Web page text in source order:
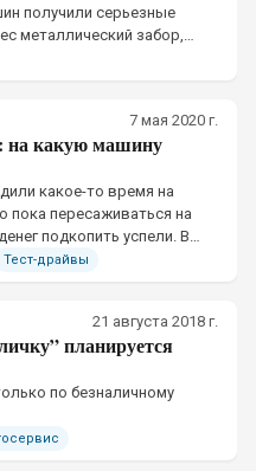
получили серьезные
металлический забор,
7 мая 2020 г.
на какую машину
какое-то время на
пока пересаживаться на
подкопить успели. В
варианты покупки
Тест-драйвы
21 августа 2018 г.
планируется
по безналичному